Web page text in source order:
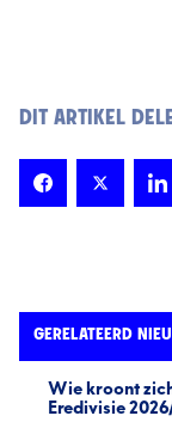
DIT ARTIKEL
GERELATEERD
Wie kroont
Eredivisie